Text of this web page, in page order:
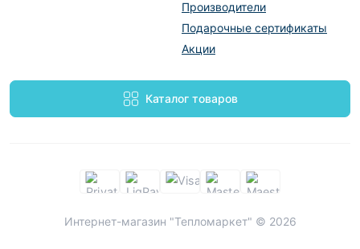
Производители
Подарочные сертификаты
Акции
Каталог товаров
Интернет-магазин "Тепломаркет" © 2026